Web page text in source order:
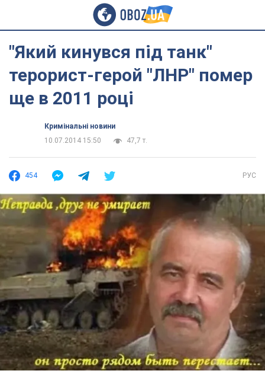
"Який кинувся під танк"
терорист-герой "ЛНР" помер
ще в 2011 році
Кримінальні новини
10.07.2014 15:50
47,7 т.
454 РУС